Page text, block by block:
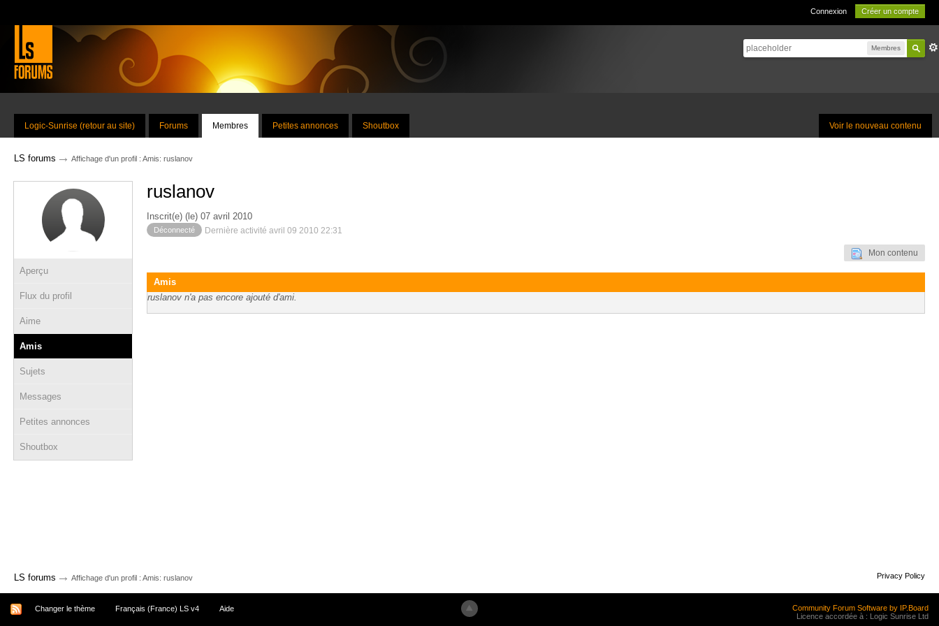
Connexion Créer un compte
Membres
Voir le nouveau contenu
Logic-Sunrise (retour au site) Forums Membres Petites annonces Shoutbox
LS forums → Affichage d'un profil : Amis: ruslanov
Aperçu
Flux du profil
Aime
Amis
Sujets
Messages
Petites annonces
Shoutbox
ruslanov
Inscrit(e) (le) 07 avril 2010
Déconnecté Dernière activité avril 09 2010 22:31
Mon contenu
Amis
ruslanov n'a pas encore ajouté d'ami.
LS forums → Affichage d'un profil : Amis: ruslanov Privacy Policy
Changer le thème Français (France) LS v4 Aide
Community Forum Software by IP.Board
Licence accordée à : Logic Sunrise Ltd